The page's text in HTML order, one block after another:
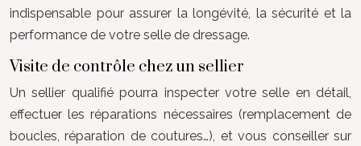
indispensable pour assurer la longévité, la sécurité et la
performance de votre selle de dressage.
Visite de contrôle chez un sellier
Un sellier qualifié pourra inspecter votre selle en détail,
effectuer les réparations nécessaires (remplacement de
boucles, réparation de coutures…), et vous conseiller sur